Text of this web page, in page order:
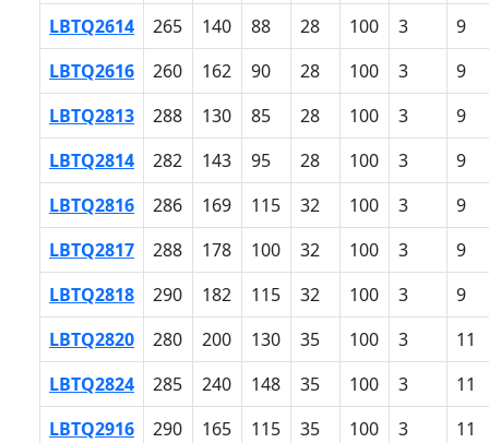
LBTQ2614
265 140 88 28 100 3
9
LBTQ2616
260 162 90 28 100 3
9
LBTQ2813
288 130 85 28 100 3
9
LBTQ2814
282 143 95 28 100 3
9
LBTQ2816
286 169 115 32 100 3
9
LBTQ2817
288 178 100 32 100 3
9
LBTQ2818
290 182 115 32 100 3
9
LBTQ2820
280 200 130 35 100 3
11
LBTQ2824
285 240 148 35 100 3
11
LBTQ2916
290 165 115 35 100 3
11